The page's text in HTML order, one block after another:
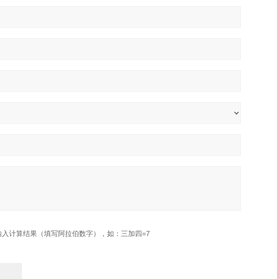
入计算结果（填写阿拉伯数字），如：三加四=7